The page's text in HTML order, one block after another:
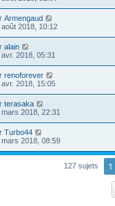
Armengaud
août 2018, 10:12
alain
avr. 2018, 05:31
renoforever
avr. 2018, 15:05
terasaka
mars 2018, 22:31
Turbo44
mars 2018, 08:59
127 sujets 1